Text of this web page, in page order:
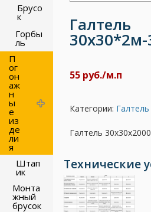
Брусо
к
Горбы
ль
П
ог
он
аж
н
ы
е
из
де
ли
я
Штап
ик
Монта
жный
брусок
Галтель
55 руб./м.п
Категории: Галтель
Галтель
Технические